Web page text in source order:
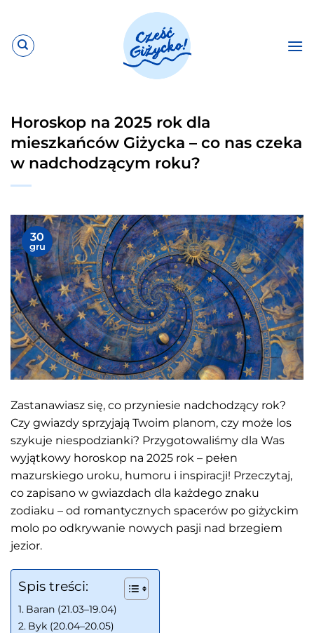
zawartości
Horoskop na 2025 rok dla
mieszkańców Giżycka – co nas czeka
w nadchodzącym roku?
30
gru
Zastanawiasz się, co przyniesie nadchodzący rok?
Czy gwiazdy sprzyjają Twoim planom, czy może los
szykuje niespodzianki? Przygotowaliśmy dla Was
wyjątkowy horoskop na 2025 rok – pełen
mazurskiego uroku, humoru i inspiracji! Przeczytaj,
co zapisano w gwiazdach dla każdego znaku
zodiaku – od romantycznych spacerów po giżyckim
molo po odkrywanie nowych pasji nad brzegiem
jezior.
Spis treści:
Baran (21.03–19.04)
Byk (20.04–20.05)